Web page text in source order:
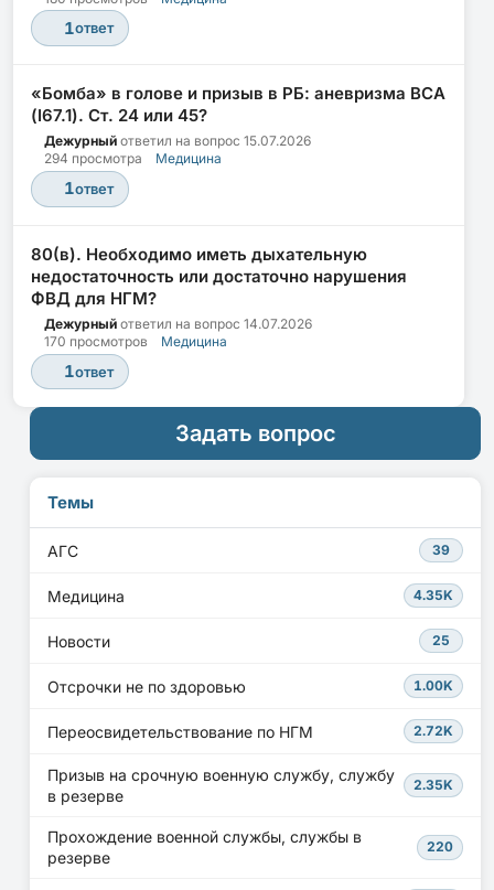
1ответ
«Бомба» в голове и призыв в РБ: аневризма ВСА
(I67.1). Ст. 24 или 45?
Дежурный ответил на вопрос 15.07.2026
294 просмотра
Медицина
1ответ
80(в). Необходимо иметь дыхательную
недостаточность или достаточно нарушения
ФВД для НГМ?
Дежурный ответил на вопрос 14.07.2026
170 просмотров
Медицина
1ответ
Задать вопрос
Темы
АГС 39
Медицина 4.35K
Новости 25
Отсрочки не по здоровью 1.00K
Переосвидетельствование по НГМ 2.72K
Призыв на срочную военную службу, службу
в резерве
2.35K
Прохождение военной службы, службы в
резерве
220